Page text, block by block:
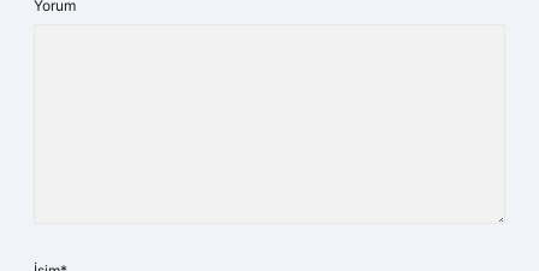
Yorum